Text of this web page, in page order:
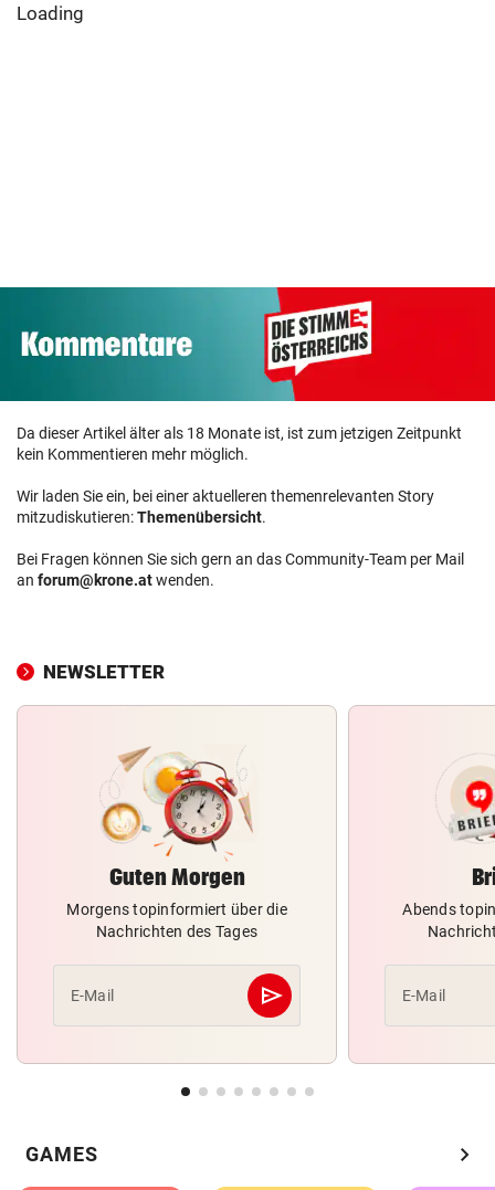
Loading
Da dieser Artikel älter als 18 Monate ist, ist zum jetzigen Zeitpunkt
kein Kommentieren mehr möglich.
Wir laden Sie ein, bei einer aktuelleren themenrelevanten Story
mitzudiskutieren:Themenübersicht.
Bei Fragen können Sie sich gern an das Community-Team per Mail
an forum@krone.atwenden.
NEWSLETTER
Guten Morgen
Morgens topinformiert über die
Nachrichten des Tages
E-Mail send
Abschicken
Abends
E-Mail
GAMES chevron_right